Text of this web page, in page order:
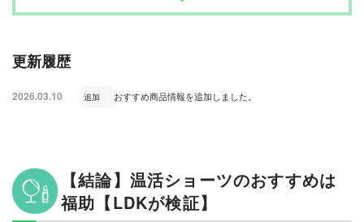
更新履歴
2026.03.10 追加 おすすめ商品情報を追加しました。
【結論】温活ショーツのおすすめは
福助【LDKが検証】